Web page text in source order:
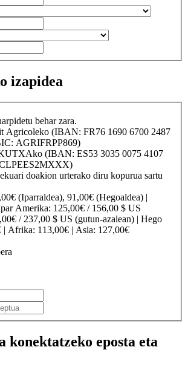
izapidea
behar zara.
Agricoleko (IBAN: FR76 1690 6700 2487
AGRIFRPP869)
ko (IBAN: ES53 3035 0075 4107
doakion urterako diru kopurua sartu
(Iparraldea), 91,00€ (Hegoaldea) |
Amerika: 125,00€ / 156,00 $ US
/ 237,00 $ US (gutun-azalean) | Hego
| Afrika: 113,00€ | Asia: 127,00€
konektatzeko eposta eta